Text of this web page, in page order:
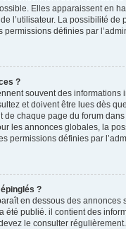
Elles apparaissent en
l’utilisateur. La possibilité de
définies par
?
souvent des informations
et doivent être lues dès
de chaque page du forum
les annonces globales, la
permissions définies par
?
en dessous des annonces
été publié. il contient des
le consulter